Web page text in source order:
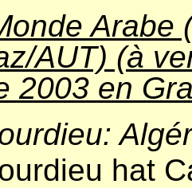
Arabe
AUT) (à
2003 en
hat